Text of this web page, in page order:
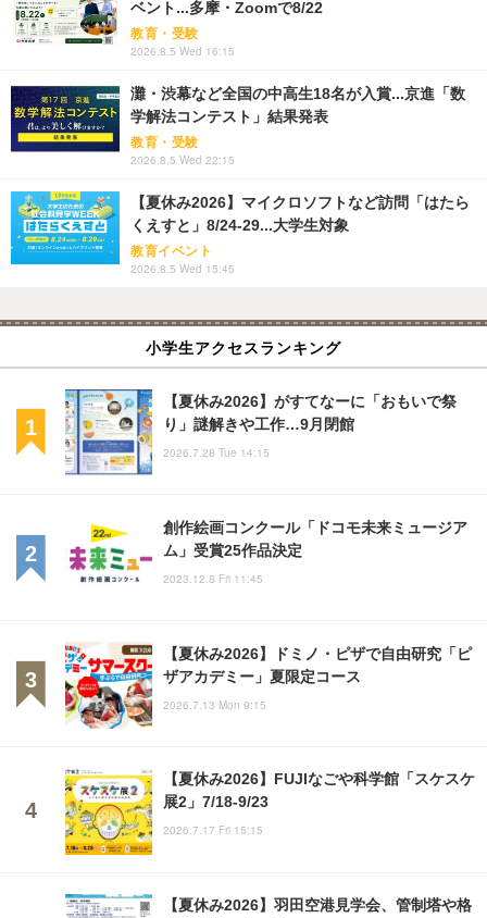
ベント...多摩・Zoomで8/22
教育・受験
2026.8.5 Wed 16:15
灘・渋幕など全国の中高生18名が入賞...京進「数
学解法コンテスト」結果発表
教育・受験
2026.8.5 Wed 22:15
【夏休み2026】マイクロソフトなど訪問「はたら
くえすと」8/24-29...大学生対象
教育イベント
2026.8.5 Wed 15:45
小学生アクセスランキング
【夏休み2026】がすてなーに「おもいで祭
り」謎解きや工作…9月閉館
2026.7.28 Tue 14:15
創作絵画コンクール「ドコモ未来ミュージア
ム」受賞25作品決定
2023.12.8 Fri 11:45
【夏休み2026】ドミノ・ピザで自由研究「ピ
ザアカデミー」夏限定コース
2026.7.13 Mon 9:15
【夏休み2026】FUJIなごや科学館「スケスケ
展2」7/18-9/23
2026.7.17 Fri 15:15
【夏休み2026】羽田空港見学会、管制塔や格